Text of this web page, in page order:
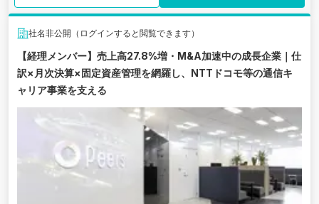
社名非公開（ログインすると閲覧できます）
【経理メンバー】売上高27.8%増・M&A加速中の成長企業｜仕
訳×月次決算×固定資産管理を網羅し、NTTドコモ等の通信キ
ャリア事業を支える